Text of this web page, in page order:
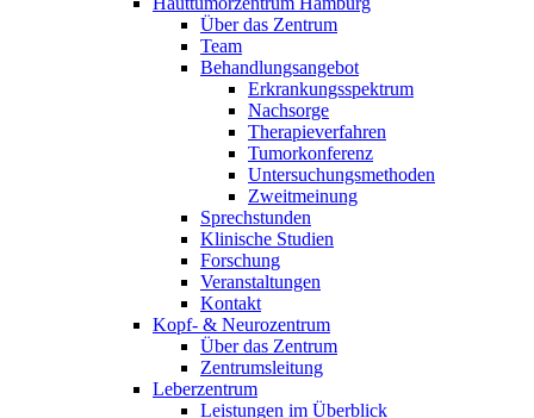
Über das Zentrum
Team
Behandlungsangebot
Erkrankungsspektrum
Nachsorge
Therapieverfahren
Tumorkonferenz
Untersuchungsmethoden
Zweitmeinung
Sprechstunden
Klinische Studien
Forschung
Veranstaltungen
Kontakt
Kopf- & Neurozentrum
Über das Zentrum
Zentrumsleitung
Leberzentrum
Leistungen im Überblick